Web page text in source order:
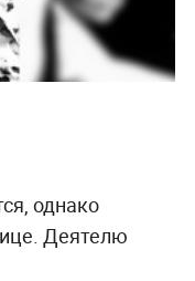
однако
Деятелю